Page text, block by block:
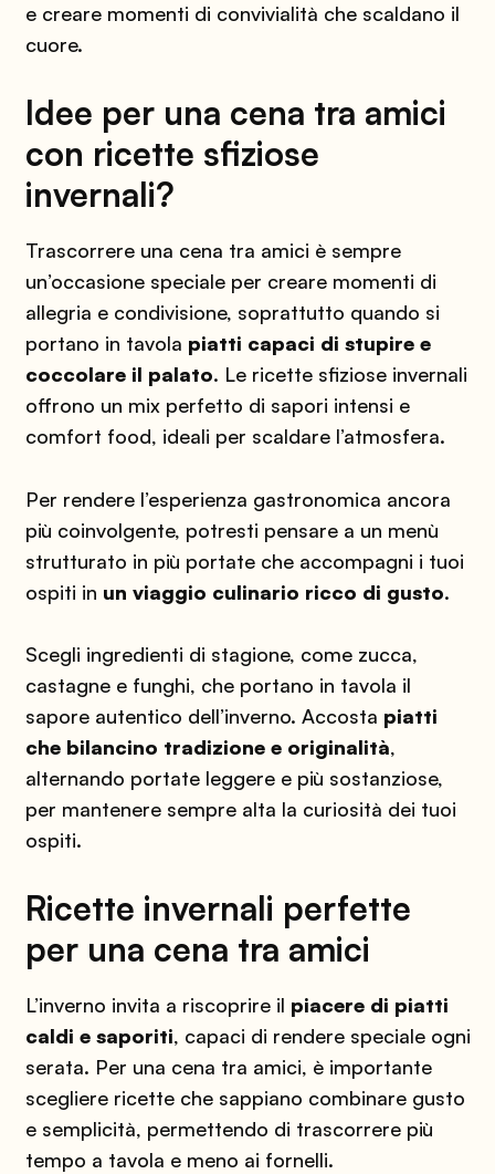
e creare momenti di convivialità che scaldano il
cuore.
Idee per una cena tra amici
con ricette sfiziose
invernali?
Trascorrere una cena tra amici è sempre
un’occasione speciale per creare momenti di
allegria e condivisione, soprattutto quando si
portano in tavola piatti capaci di stupire e
coccolare il palato. Le ricette sfiziose invernali
offrono un mix perfetto di sapori intensi e
comfort food, ideali per scaldare l’atmosfera.
Per rendere l’esperienza gastronomica ancora
più coinvolgente, potresti pensare a un menù
strutturato in più portate che accompagni i tuoi
ospiti in un viaggio culinario ricco di gusto.
Scegli ingredienti di stagione, come zucca,
castagne e funghi, che portano in tavola il
sapore autentico dell’inverno. Accosta piatti
che bilancino tradizione e originalità,
alternando portate leggere e più sostanziose,
per mantenere sempre alta la curiosità dei tuoi
ospiti.
Ricette invernali perfette
per una cena tra amici
L’inverno invita a riscoprire il piacere di piatti
caldi e saporiti, capaci di rendere speciale ogni
serata. Per una cena tra amici, è importante
scegliere ricette che sappiano combinare gusto
e semplicità, permettendo di trascorrere più
tempo a tavola e meno ai fornelli.